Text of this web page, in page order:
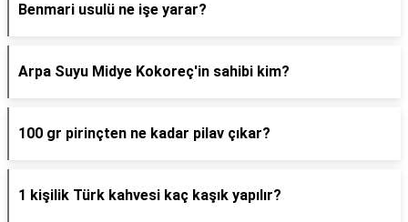
Benmari usulü ne işe yarar?
Arpa Suyu Midye Kokoreç'in sahibi kim?
100 gr pirinçten ne kadar pilav çıkar?
1 kişilik Türk kahvesi kaç kaşık yapılır?